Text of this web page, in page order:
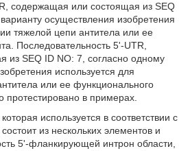
содержащая или состоящая из SEQ
осуществления изобретения
тяжелой цепи антитела или ее
Последовательность 5'-UTR,
из SEQ ID NO: 7, согласно одному
используется для
или ее функционального
в примерах.
используется в соответствии с
из нескольких элементов и
5'-фланкирующей интрон области,